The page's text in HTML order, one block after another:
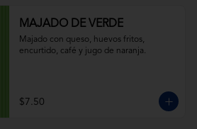
MAJADO DE VERDE
Majado con queso, huevos fritos,
encurtido, café y jugo de naranja.
$7.50